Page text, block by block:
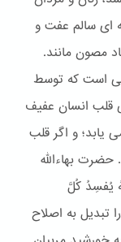
ای سالم عفت و
مصون مانند.
است که توسط
قلب انسان عفیف
یابد؛ و اگر قلب
بهاءالله
يُفسِدُ كُلَّ
را تبديل به اصلاح